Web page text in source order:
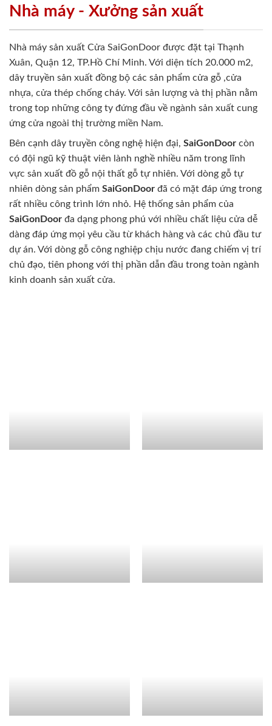
Nhà máy - Xưởng sản xuất
Nhà máy sản xuất Cửa SaiGonDoor được đặt tại Thạnh
Xuân, Quận 12, TP.Hồ Chí Minh. Với diện tích 20.000 m2,
dây truyền sản xuất đồng bộ các sản phẩm cửa gỗ ,cửa
nhựa, cửa thép chống cháy. Với sản lượng và thị phần nằm
trong top những công ty đứng đầu về ngành sản xuất cung
ứng cửa ngoài thị trường miền Nam.
Bên cạnh dây truyền công nghệ hiện đại, SaiGonDoor còn
có đội ngũ kỹ thuật viên lành nghề nhiều năm trong lĩnh
vực sản xuất đồ gỗ nội thất gỗ tự nhiên. Với dòng gỗ tự
nhiên dòng sản phẩm SaiGonDoor đã có mặt đáp ứng trong
rất nhiều công trình lớn nhỏ. Hệ thống sản phẩm của
SaiGonDoor đa dạng phong phú với nhiều chất liệu cửa dễ
dàng đáp ứng mọi yêu cầu từ khách hàng và các chủ đầu tư
dự án. Với dòng gỗ công nghiệp chịu nước đang chiếm vị trí
chủ đạo, tiên phong với thị phần dẫn đầu trong toàn ngành
kinh doanh sản xuất cửa.